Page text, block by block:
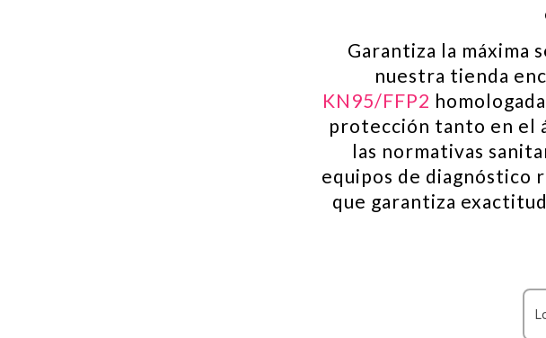
Garantiza la máxima
nuestra tienda
KN95/FFP2
protección tanto en el
las normativas
equipos de diagnóstico
que garantiza